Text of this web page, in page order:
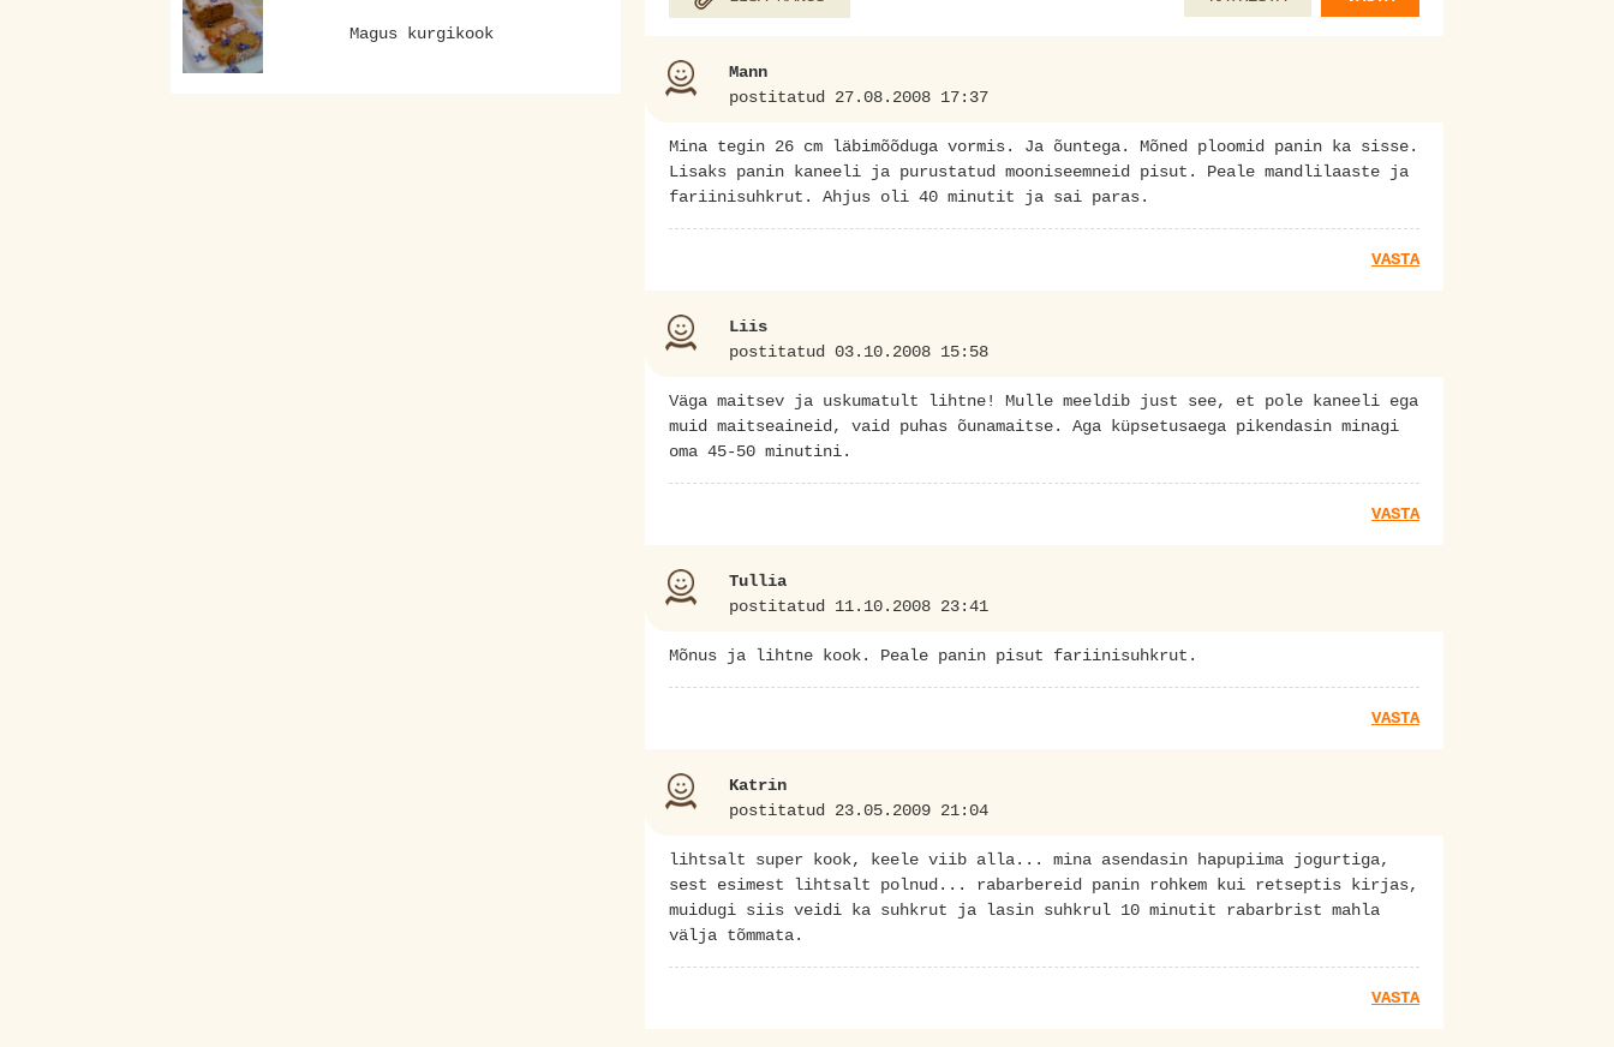
Mann
postitatud 27.08.2008 17:37
Mina tegin 26 cm läbimõõduga vormis. Ja õuntega. Mõned ploomid panin ka sisse.
Lisaks panin kaneeli ja purustatud mooniseemneid pisut. Peale mandlilaaste ja
fariinisuhkrut. Ahjus oli 40 minutit ja sai paras.
VASTA
Liis
postitatud 03.10.2008 15:58
Väga maitsev ja uskumatult lihtne! Mulle meeldib just see, et pole kaneeli ega
muid maitseaineid, vaid puhas õunamaitse. Aga küpsetusaega pikendasin minagi
oma 45-50 minutini.
VASTA
Tullia
postitatud 11.10.2008 23:41
Mõnus ja lihtne kook. Peale panin pisut fariinisuhkrut.
VASTA
Katrin
postitatud 23.05.2009 21:04
lihtsalt super kook, keele viib alla... mina asendasin hapupiima jogurtiga,
sest esimest lihtsalt polnud... rabarbereid panin rohkem kui retseptis kirjas,
muidugi siis veidi ka suhkrut ja lasin suhkrul 10 minutit rabarbrist mahla
välja tõmmata.
VASTA
Magus kurgikook